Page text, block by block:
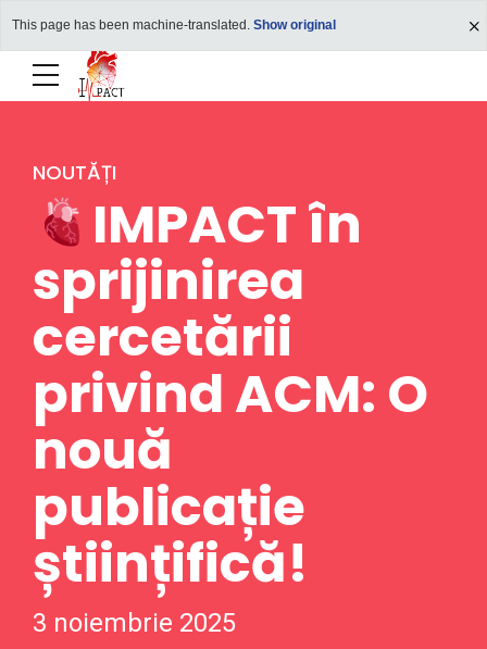
This page has been machine-translated. Show original
NOUTĂȚI
IMPACT în
sprijinirea
cercetării
privind ACM: O
nouă
publicație
științifică!
3 noiembrie 2025